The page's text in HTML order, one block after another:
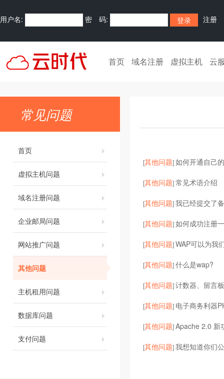
用户名: 密 码: 注册
首页 域名注册 虚拟主机 云
常见问题
首页
虚拟主机问题
域名注册问题
企业邮局问题
网站推广问题
其他问题
主机租用问题
数据库问题
支付问题
[其他问题]如何开通自己
[其他问题]常见术语介绍
[其他问题]我已经提交了
[其他问题]如何成功注册
[其他问题]WAP可以为我
[其他问题]什么是wap?
[其他问题]计数器、留言
[其他问题] 电子商务利器
[其他问题]Apache 2.0 新
[其他问题]我想知道你们